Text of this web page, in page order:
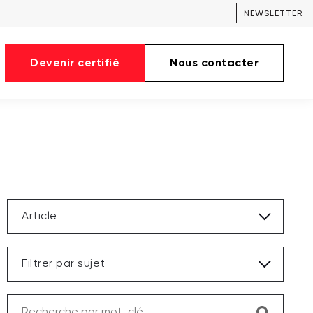
NEWSLETTER
Devenir certifié Nous contacter
Article
Filtrer par sujet